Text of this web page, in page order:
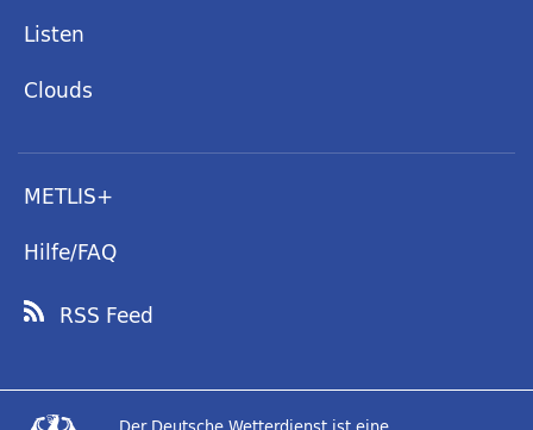
Listen
Clouds
METLIS+
Hilfe/FAQ
RSS Feed